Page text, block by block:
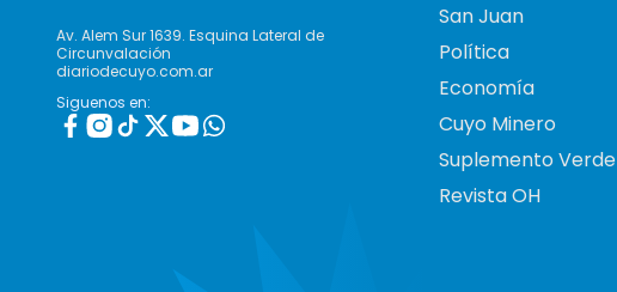
Av. Alem Sur 1639. Esquina Lateral de
Circunvalación
diariodecuyo.com.ar
Siguenos en:
San Juan
Política
Economía
Cuyo Minero
Suplemento Verde
Revista OH